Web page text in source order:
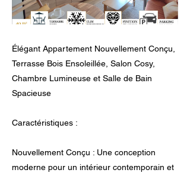
Élégant Appartement Nouvellement Conçu,
Terrasse Bois Ensoleillée, Salon Cosy,
Chambre Lumineuse et Salle de Bain
Spacieuse
Caractéristiques :
Nouvellement Conçu : Une conception
moderne pour un intérieur contemporain et